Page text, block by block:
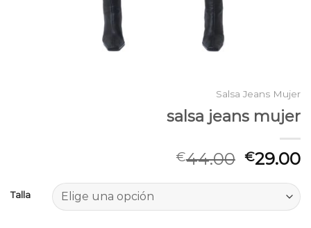
Salsa Jeans Mujer
salsa jeans mujer
€44.00 €29.00
Talla